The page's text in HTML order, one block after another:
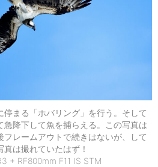
停まる「ホバリング」を行う。そして
降下して魚を捕らえる。この写真は
レームアウトで続きはないが、して
は撮れていたはず！
+ RF800mm F11 IS STM